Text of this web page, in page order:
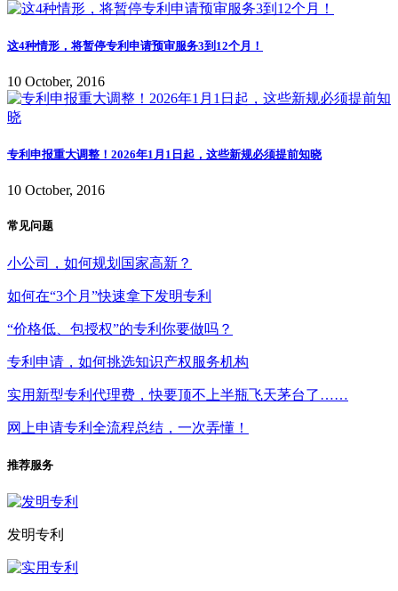
这4种情形，将暂停专利申请预审服务3到12个月！
10 October, 2016
专利申报重大调整！2026年1月1日起，这些新规必须提前知晓
10 October, 2016
常见问题
小公司，如何规划国家高新？
如何在“3个月”快速拿下发明专利
“价格低、包授权”的专利你要做吗？
专利申请，如何挑选知识产权服务机构
实用新型专利代理费，快要顶不上半瓶飞天茅台了……
网上申请专利全流程总结，一次弄懂！
推荐服务
发明专利